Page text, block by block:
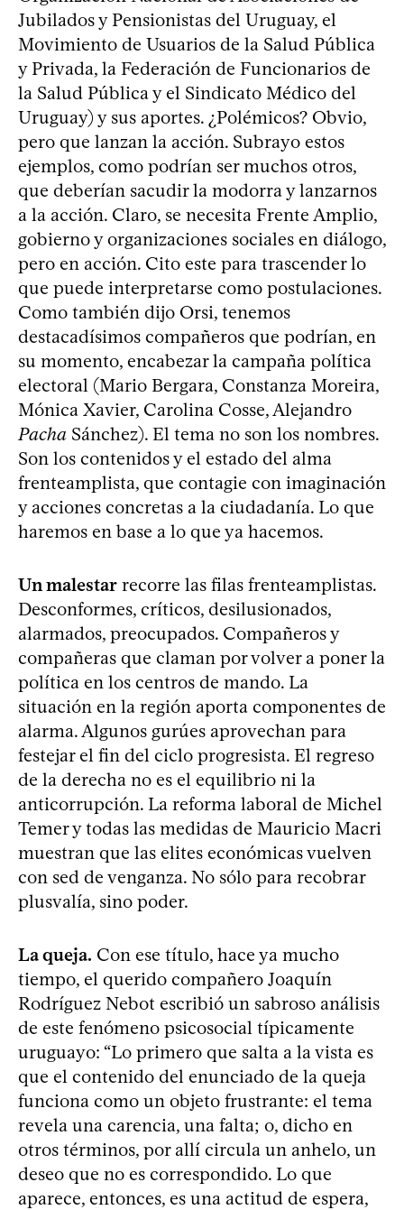
Jubilados y Pensionistas del Uruguay, el
Movimiento de Usuarios de la Salud Pública
y Privada, la Federación de Funcionarios de
la Salud Pública y el Sindicato Médico del
Uruguay) y sus aportes. ¿Polémicos? Obvio,
pero que lanzan la acción. Subrayo estos
ejemplos, como podrían ser muchos otros,
que deberían sacudir la modorra y lanzarnos
a la acción. Claro, se necesita Frente Amplio,
gobierno y organizaciones sociales en diálogo,
pero en acción. Cito este para trascender lo
que puede interpretarse como postulaciones.
Como también dijo Orsi, tenemos
destacadísimos compañeros que podrían, en
su momento, encabezar la campaña política
electoral (Mario Bergara, Constanza Moreira,
Mónica Xavier, Carolina Cosse, Alejandro
Pacha Sánchez). El tema no son los nombres.
Son los contenidos y el estado del alma
frenteamplista, que contagie con imaginación
y acciones concretas a la ciudadanía. Lo que
haremos en base a lo que ya hacemos.
Un malestar recorre las filas frenteamplistas.
Desconformes, críticos, desilusionados,
alarmados, preocupados. Compañeros y
compañeras que claman por volver a poner la
política en los centros de mando. La
situación en la región aporta componentes de
alarma. Algunos gurúes aprovechan para
festejar el fin del ciclo progresista. El regreso
de la derecha no es el equilibrio ni la
anticorrupción. La reforma laboral de Michel
Temer y todas las medidas de Mauricio Macri
muestran que las elites económicas vuelven
con sed de venganza. No sólo para recobrar
plusvalía, sino poder.
La queja. Con ese título, hace ya mucho
tiempo, el querido compañero Joaquín
Rodríguez Nebot escribió un sabroso análisis
de este fenómeno psicosocial típicamente
uruguayo: “Lo primero que salta a la vista es
que el contenido del enunciado de la queja
funciona como un objeto frustrante: el tema
revela una carencia, una falta; o, dicho en
otros términos, por allí circula un anhelo, un
deseo que no es correspondido. Lo que
aparece, entonces, es una actitud de espera,